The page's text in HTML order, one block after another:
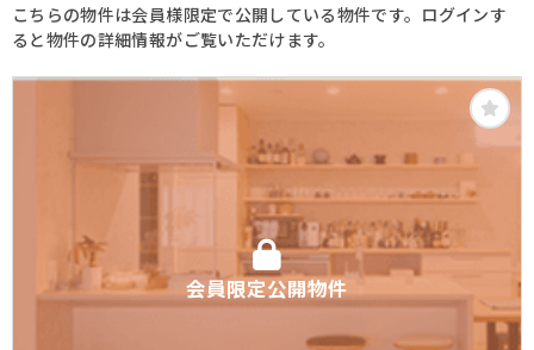
こちらの物件は会員様限定で公開している物件です。ログインす
ると物件の詳細情報がご覧いただけます。
会員限定公開物件